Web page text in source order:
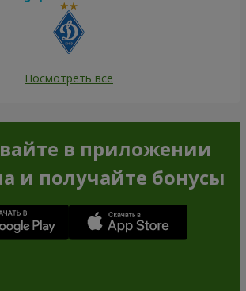
Посмотреть все
в приложении
и получайте бонусы